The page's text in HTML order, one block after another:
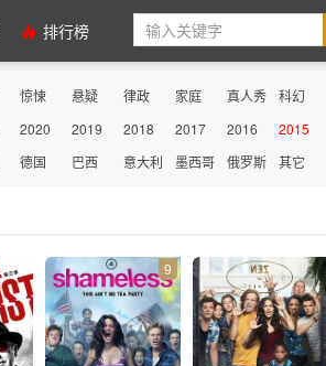
排行榜
惊悚 悬疑 律政 家庭 真人秀 科幻
古装 历史 医务 动画 动作 剧情
2020 2019 2018 2017 2016 2015
德国 巴西 意大利 墨西哥 俄罗斯 其它
9